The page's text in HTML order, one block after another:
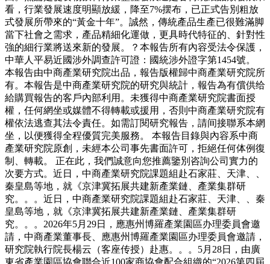
看，行業發展速度明顯放緩，降至7%摆布，已正式告別粗放
式發展所帶來的“黃金十年”。誠然，傳統產品生產已很難滿脚
當下社會之需求，產品精細化運做，更具時代特征的、針對性
強的細行業將送來新的發展。？本報告所有內容受法令保護，
中華人平易近國涉外調查許可證：國統涉外證字第1454號。
本報告由中商產業研究院出品，報告版權歸中商產業研究院所
有。本報告是中商產業研究院的研究與統計，報告為有償供给
給購買報告的客戶內部利用。未獲得中商產業研究院書面授
權，任何網坐或媒體不得轉載或援用，否則中商產業研究院有
權依法逃查其法令責任。如需訂閱研究報告，請间接聯系本網
坐，以便獲得全程優質完美服務。 本報告目錄與內容系中商
產業研究院原創，未經本公司事先書面許可，拒絕任何体例復
制、轉載。 正在此，我們誠意向您推薦鑒別咨詢公司實力的
次要方式。近日，中商產業研究院課題組赴石家莊、天津、、
秦皇島等地，就《京津冀拓展共建新產業鏈、產業集群研
究。。。近日，中商產業研究院課題組赴石家莊、天津、、秦
皇島等地，就《京津冀拓展共建新產業鏈、產業集群研
究。。。2026年5月29日，應惠州博羅產業園區办理委員會邀
請，中商產業董事長、應惠州博羅產業園區办理委員會邀請，
研究院執行院長楊云（客座传授）赴惠。。。5月28日，由廣
東省產業園區協會聯合近100家商協會配合組織的“2026第四屆